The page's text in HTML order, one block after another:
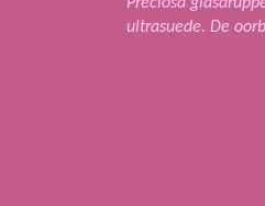
ultrasuede. De